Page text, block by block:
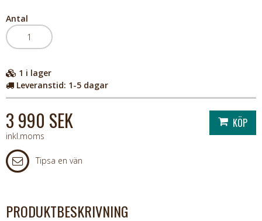
Antal
1 i lager
Leveranstid: 1-5 dagar
3 990 SEK
inkl.moms
Tipsa en vän
PRODUKTBESKRIVNING